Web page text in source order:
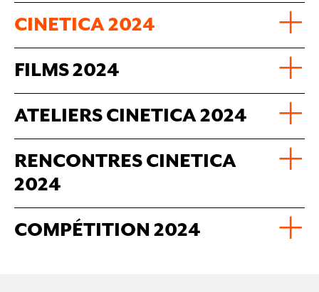
CINETICA 2024
FILMS 2024
ATELIERS CINETICA 2024
RENCONTRES CINETICA
2024
COMPÉTITION 2024